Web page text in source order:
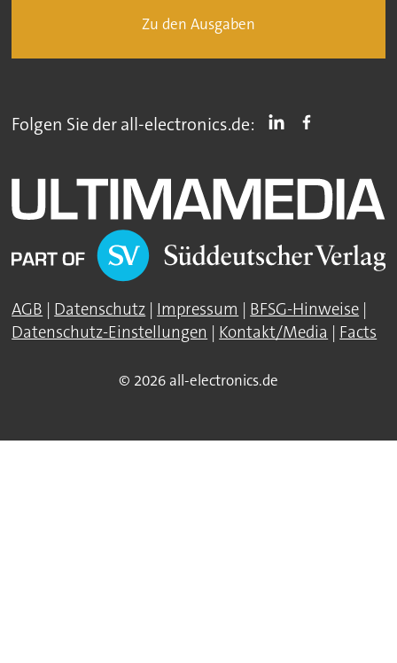
Zu den Ausgaben
Folgen Sie der all-electronics.de:
AGB | Datenschutz | Impressum | BFSG-Hinweise |
Datenschutz-Einstellungen | Kontakt/Media | Facts
© 2026 all-electronics.de